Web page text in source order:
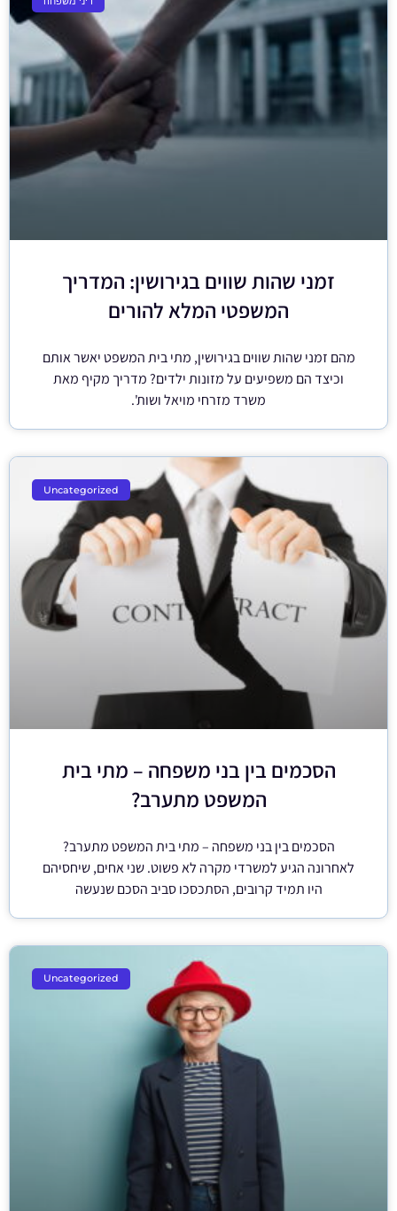
זמני שהות שווים בגירושין: המדריך
המשפטי המלא להורים
מהם זמני שהות שווים בגירושין, מתי בית המשפט יאשר אותם
וכיצד הם משפיעים על מזונות ילדים? מדריך מקיף מאת
משרד מזרחי מויאל ושות'.
Uncategorized
הסכמים בין בני משפחה – מתי בית
המשפט מתערב?
הסכמים בין בני משפחה – מתי בית המשפט מתערב?
לאחרונה הגיע למשרדי מקרה לא פשוט. שני אחים, שיחסיהם
היו תמיד קרובים, הסתכסכו סביב הסכם שנעשה
Uncategorized